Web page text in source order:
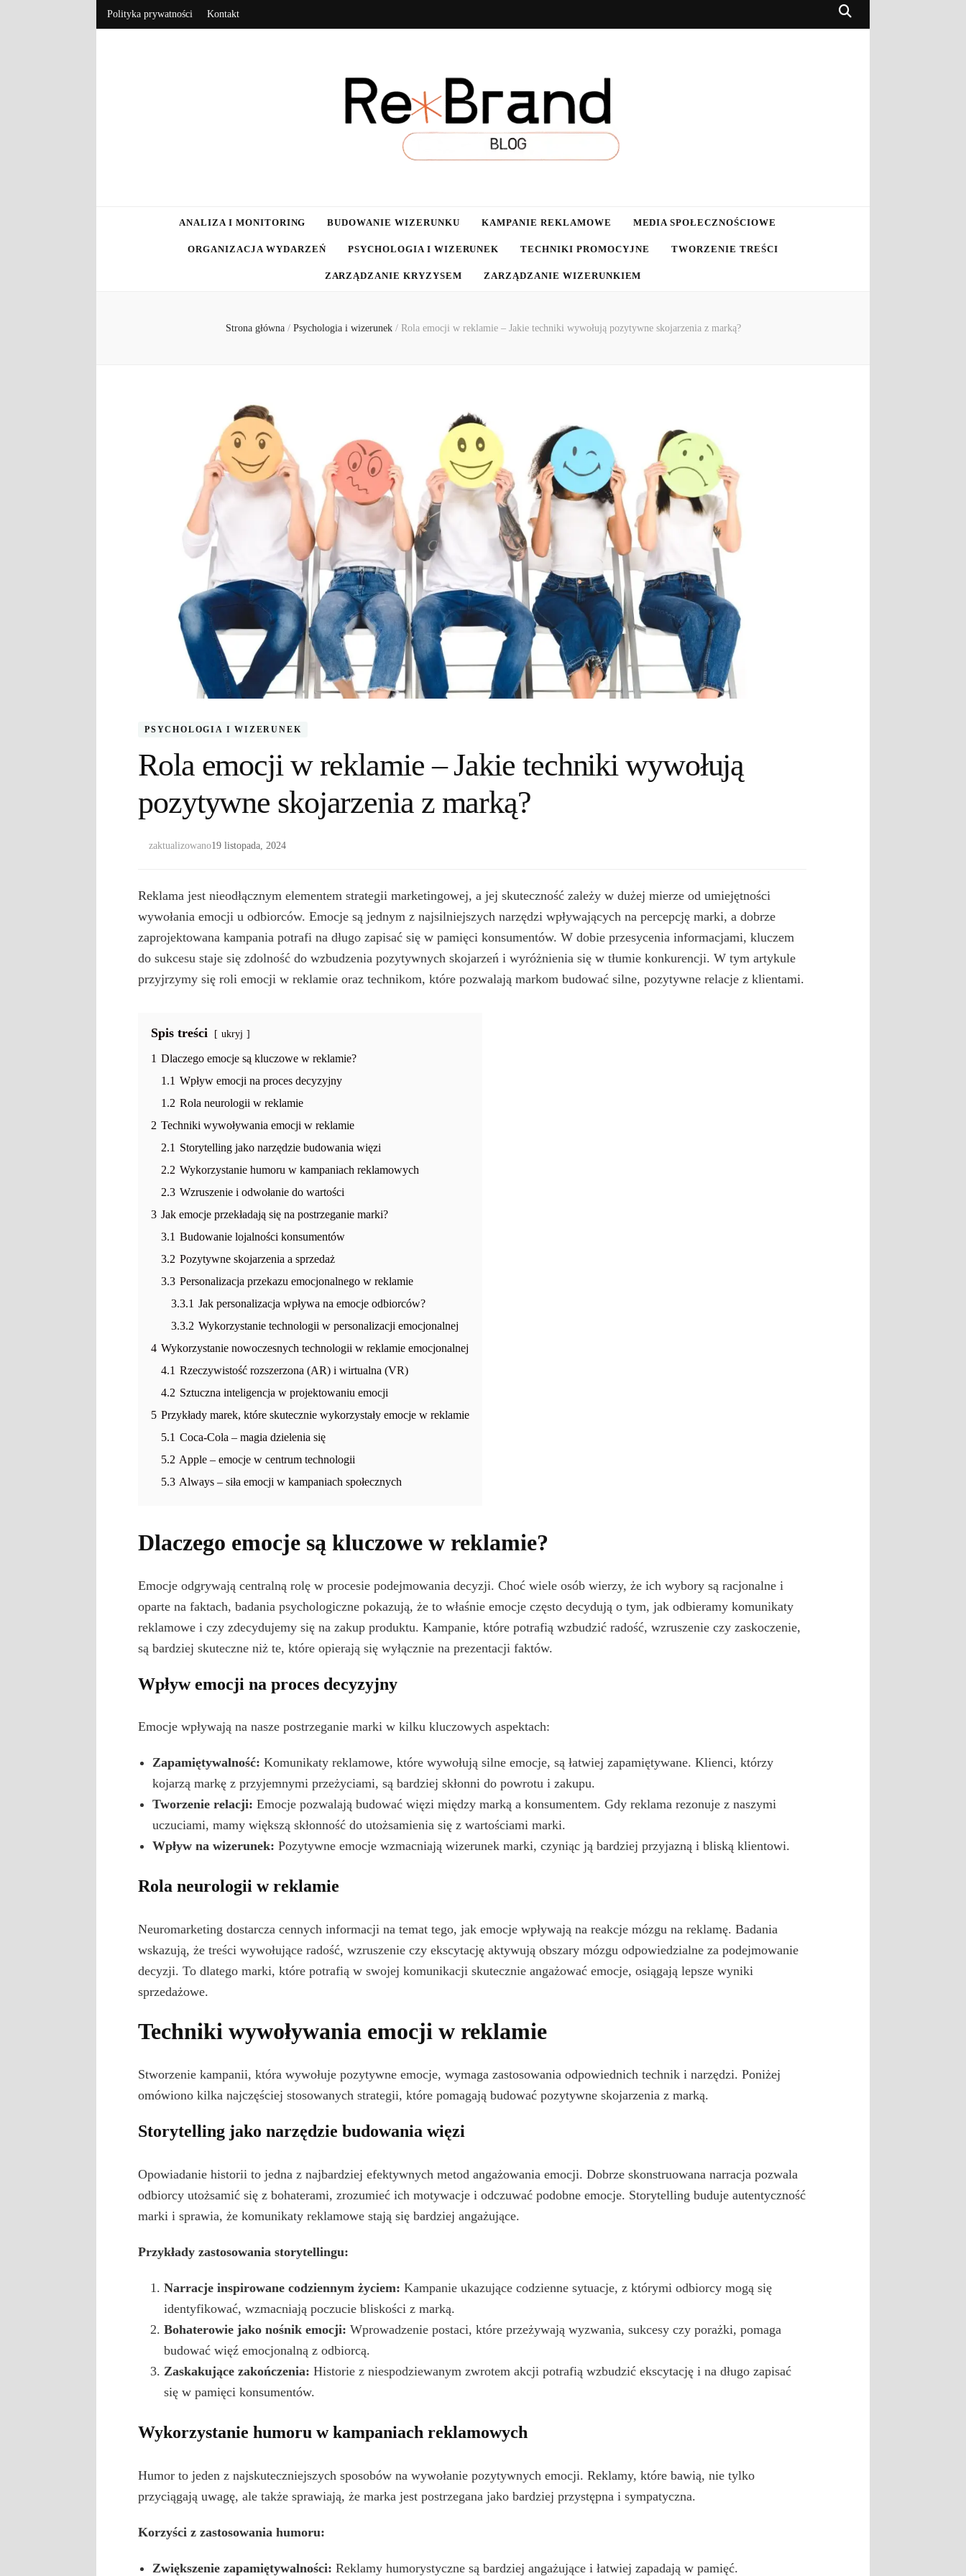
Polityka prywatności Kontakt
ANALIZA I MONITORING BUDOWANIE WIZERUNKU KAMPANIE REKLAMOWE MEDIA SPOŁECZNOŚCIOWE
ORGANIZACJA WYDARZEŃ PSYCHOLOGIA I WIZERUNEK TECHNIKI PROMOCYJNE TWORZENIE TREŚCI
ZARZĄDZANIE KRYZYSEM ZARZĄDZANIE WIZERUNKIEM
Strona główna / Psychologia i wizerunek / Rola emocji w reklamie – Jakie techniki wywołują pozytywne skojarzenia z marką?
PSYCHOLOGIA I WIZERUNEK
Rola emocji w reklamie – Jakie techniki wywołują
pozytywne skojarzenia z marką?
zaktualizowano19 listopada, 2024
Reklama jest nieodłącznym elementem strategii marketingowej, a jej skuteczność zależy w dużej mierze od umiejętności
wywołania emocji u odbiorców. Emocje są jednym z najsilniejszych narzędzi wpływających na percepcję marki, a dobrze
zaprojektowana kampania potrafi na długo zapisać się w pamięci konsumentów. W dobie przesycenia informacjami, kluczem
do sukcesu staje się zdolność do wzbudzenia pozytywnych skojarzeń i wyróżnienia się w tłumie konkurencji. W tym artykule
przyjrzymy się roli emocji w reklamie oraz technikom, które pozwalają markom budować silne, pozytywne relacje z klientami.
Spis treści ukryj
1 Dlaczego emocje są kluczowe w reklamie?
1.1 Wpływ emocji na proces decyzyjny
1.2 Rola neurologii w reklamie
2 Techniki wywoływania emocji w reklamie
2.1 Storytelling jako narzędzie budowania więzi
2.2 Wykorzystanie humoru w kampaniach reklamowych
2.3 Wzruszenie i odwołanie do wartości
3 Jak emocje przekładają się na postrzeganie marki?
3.1 Budowanie lojalności konsumentów
3.2 Pozytywne skojarzenia a sprzedaż
3.3 Personalizacja przekazu emocjonalnego w reklamie
3.3.1 Jak personalizacja wpływa na emocje odbiorców?
3.3.2 Wykorzystanie technologii w personalizacji emocjonalnej
4 Wykorzystanie nowoczesnych technologii w reklamie emocjonalnej
4.1 Rzeczywistość rozszerzona (AR) i wirtualna (VR)
4.2 Sztuczna inteligencja w projektowaniu emocji
5 Przykłady marek, które skutecznie wykorzystały emocje w reklamie
5.1 Coca-Cola – magia dzielenia się
5.2 Apple – emocje w centrum technologii
5.3 Always – siła emocji w kampaniach społecznych
Dlaczego emocje są kluczowe w reklamie?
Emocje odgrywają centralną rolę w procesie podejmowania decyzji. Choć wiele osób wierzy, że ich wybory są racjonalne i
oparte na faktach, badania psychologiczne pokazują, że to właśnie emocje często decydują o tym, jak odbieramy komunikaty
reklamowe i czy zdecydujemy się na zakup produktu. Kampanie, które potrafią wzbudzić radość, wzruszenie czy zaskoczenie,
są bardziej skuteczne niż te, które opierają się wyłącznie na prezentacji faktów.
Wpływ emocji na proces decyzyjny
Emocje wpływają na nasze postrzeganie marki w kilku kluczowych aspektach:
Zapamiętywalność: Komunikaty reklamowe, które wywołują silne emocje, są łatwiej zapamiętywane. Klienci, którzy
kojarzą markę z przyjemnymi przeżyciami, są bardziej skłonni do powrotu i zakupu.
Tworzenie relacji: Emocje pozwalają budować więzi między marką a konsumentem. Gdy reklama rezonuje z naszymi
uczuciami, mamy większą skłonność do utożsamienia się z wartościami marki.
Wpływ na wizerunek: Pozytywne emocje wzmacniają wizerunek marki, czyniąc ją bardziej przyjazną i bliską klientowi.
Rola neurologii w reklamie
Neuromarketing dostarcza cennych informacji na temat tego, jak emocje wpływają na reakcje mózgu na reklamę. Badania
wskazują, że treści wywołujące radość, wzruszenie czy ekscytację aktywują obszary mózgu odpowiedzialne za podejmowanie
decyzji. To dlatego marki, które potrafią w swojej komunikacji skutecznie angażować emocje, osiągają lepsze wyniki
sprzedażowe.
Techniki wywoływania emocji w reklamie
Stworzenie kampanii, która wywołuje pozytywne emocje, wymaga zastosowania odpowiednich technik i narzędzi. Poniżej
omówiono kilka najczęściej stosowanych strategii, które pomagają budować pozytywne skojarzenia z marką.
Storytelling jako narzędzie budowania więzi
Opowiadanie historii to jedna z najbardziej efektywnych metod angażowania emocji. Dobrze skonstruowana narracja pozwala
odbiorcy utożsamić się z bohaterami, zrozumieć ich motywacje i odczuwać podobne emocje. Storytelling buduje autentyczność
marki i sprawia, że komunikaty reklamowe stają się bardziej angażujące.
Przykłady zastosowania storytellingu:
Narracje inspirowane codziennym życiem: Kampanie ukazujące codzienne sytuacje, z którymi odbiorcy mogą się
identyfikować, wzmacniają poczucie bliskości z marką.
Bohaterowie jako nośnik emocji: Wprowadzenie postaci, które przeżywają wyzwania, sukcesy czy porażki, pomaga
budować więź emocjonalną z odbiorcą.
Zaskakujące zakończenia: Historie z niespodziewanym zwrotem akcji potrafią wzbudzić ekscytację i na długo zapisać
się w pamięci konsumentów.
Wykorzystanie humoru w kampaniach reklamowych
Humor to jeden z najskuteczniejszych sposobów na wywołanie pozytywnych emocji. Reklamy, które bawią, nie tylko
przyciągają uwagę, ale także sprawiają, że marka jest postrzegana jako bardziej przystępna i sympatyczna.
Korzyści z zastosowania humoru:
Zwiększenie zapamiętywalności: Reklamy humorystyczne są bardziej angażujące i łatwiej zapadają w pamięć.